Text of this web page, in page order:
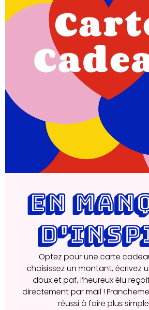
EN
Optez pour une carte
choisissez un montant, écrivez
doux et paf, l’heureux élu
directement par mail !
réussi à faire plus